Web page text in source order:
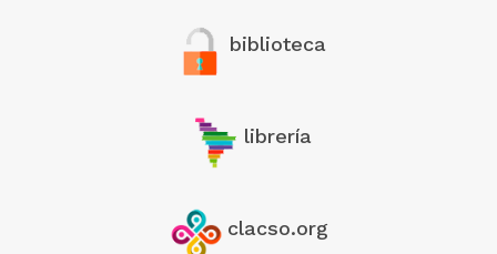
biblioteca
librería
clacso.org